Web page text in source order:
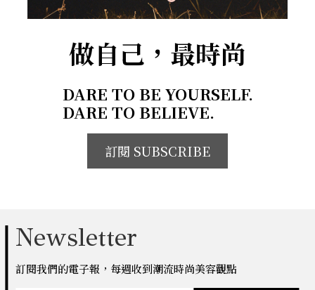
做自己，最時尚
DARE TO BE YOURSELF.
DARE TO BELIEVE.
訂閱 SUBSCRIBE
Newsletter
訂閱我們的電子報，每週收到潮流時尚美容觀點